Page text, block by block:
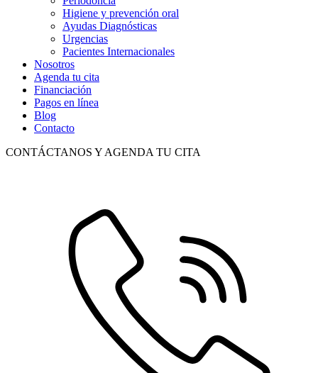
Higiene y prevención oral
Ayudas Diagnósticas
Urgencias
Pacientes Internacionales
Nosotros
Agenda tu cita
Financiación
Pagos en línea
Blog
Contacto
CONTÁCTANOS Y AGENDA TU CITA